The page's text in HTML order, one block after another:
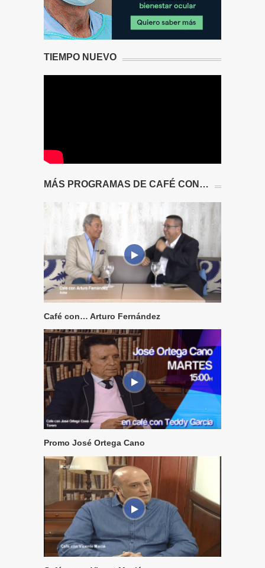
TIEMPO NUEVO
MÁS PROGRAMAS DE CAFÉ CON…
Café con… Arturo Fernández
Promo José Ortega Cano